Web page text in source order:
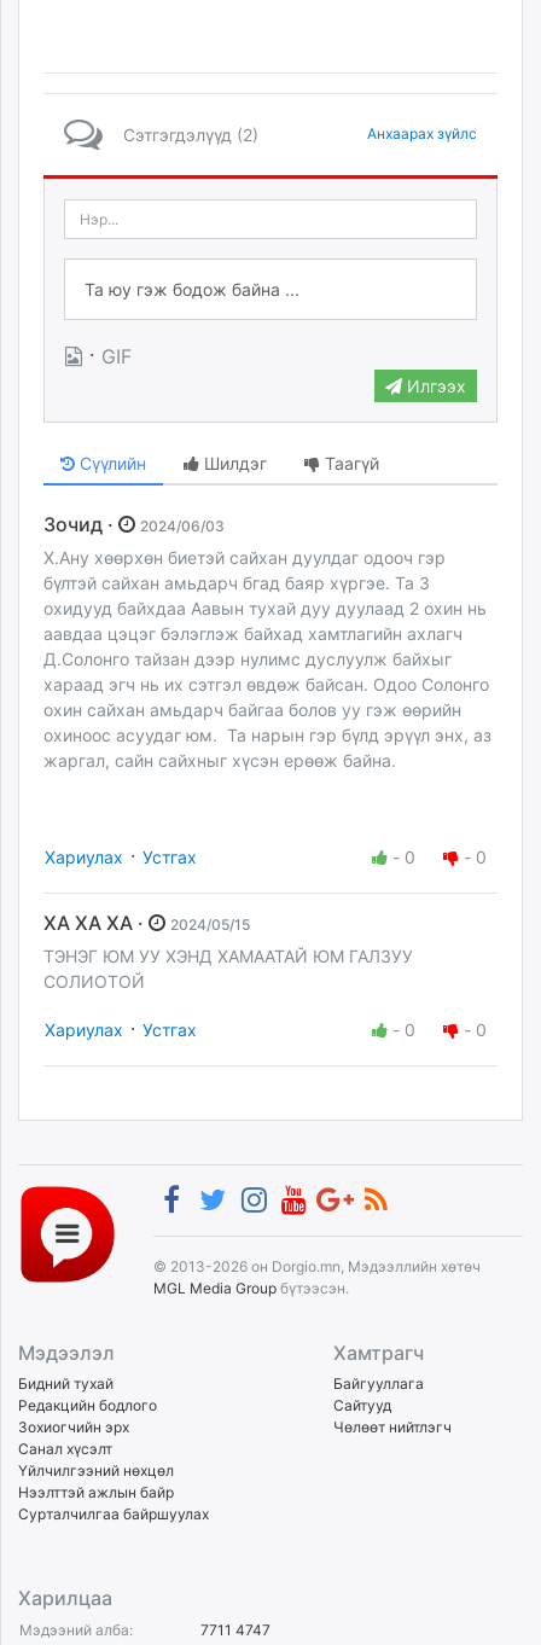
Сэтгэгдэлүүд (2) Анхаарах зүйлс
· GIF
Илгээх
Сүүлийн Шилдэг Таагүй
Зочид · 2024/06/03
Х.Ану хөөрхөн биетэй сайхан дуулдаг одооч гэр
бүлтэй сайхан амьдарч бгад баяр хүргэе. Та 3
охидууд байхдаа Аавын тухай дуу дуулаад 2 охин нь
аавдаа цэцэг бэлэглэж байхад хамтлагийн ахлагч
Д.Солонго тайзан дээр нулимс дуслуулж байхыг
хараад эгч нь их сэтгэл өвдөж байсан. Одоо Солонго
охин сайхан амьдарч байгаа болов уу гэж өөрийн
охиноос асуудаг юм. Та нарын гэр бүлд эрүүл энх, аз
жаргал, сайн сайхныг хүсэн ерөөж байна.
Хариулах · Устгах - 0 - 0
ХА ХА ХА · 2024/05/15
ТЭНЭГ ЮМ УУ ХЭНД ХАМААТАЙ ЮМ ГАЛЗУУ
СОЛИОТОЙ
Хариулах · Устгах - 0 - 0
© 2013-2026 он Dorgio.mn, Мэдээллийн хөтөч
MGL Media Group бүтээсэн.
Мэдээлэл
Бидний тухай
Редакцийн бодлого
Зохиогчийн эрх
Санал хүсэлт
Үйлчилгээний нөхцөл
Нээлттэй ажлын байр
Сурталчилгаа байршуулах
Хамтрагч
Байгууллага
Сайтууд
Чөлөөт нийтлэгч
Харилцаа
Мэдээний алба:
7711 4747